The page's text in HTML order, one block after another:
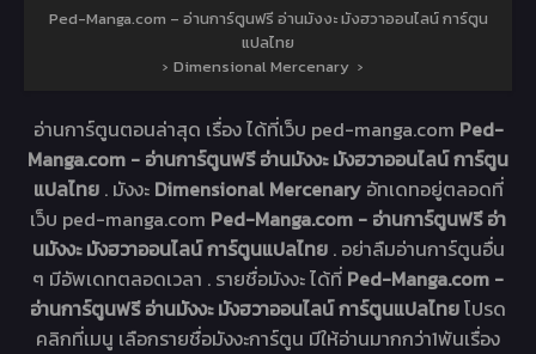
Ped-Manga.com – อ่านการ์ตูนฟรี อ่านมังงะ มังฮวาออนไลน์ การ์ตูน
แปลไทย
› Dimensional Mercenary ›
อ่านการ์ตูนตอนล่าสุด เรื่องได้ที่เว็บ ped-manga.com Ped-
Manga.com - อ่านการ์ตูนฟรี อ่านมังงะ มังฮวาออนไลน์ การ์ตูน
แปลไทย . มังงะ Dimensional Mercenary อัทเดทอยู่ตลอดที่
เว็บ ped-manga.com Ped-Manga.com - อ่านการ์ตูนฟรี อ่า
นมังงะ มังฮวาออนไลน์ การ์ตูนแปลไทย . อย่าลืมอ่านการ์ตูนอื่น
ๆ มีอัพเดทตลอดเวลา . รายชื่อมังงะ ได้ที่ Ped-Manga.com -
อ่านการ์ตูนฟรี อ่านมังงะ มังฮวาออนไลน์ การ์ตูนแปลไทยโปรด
คลิกที่เมนู เลือกรายชื่อมังงะการ์ตูน มีให้อ่านมากกว่า1พันเรื่อง